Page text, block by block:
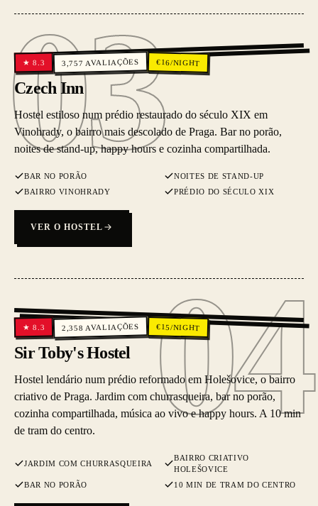
03
03
★8.3 3,757 AVALIAÇÕES €16/NIGHT
Czech Inn
Hostel estiloso num prédio restaurado do século XIX em
Vinohrady, o bairro mais descolado de Praga. Bar no porão,
noites de stand-up, happy hours e cozinha compartilhada.
BAR NO PORÃO
NOITES DE STAND-UP
BAIRRO VINOHRADY
PRÉDIO DO SÉCULO XIX
VER O HOSTEL
04
04
★8.3 2,358 AVALIAÇÕES €15/NIGHT
Sir Toby's Hostel
Hostel lendário num prédio reformado em Holešovice, o bairro
criativo de Praga. Jardim com churrasqueira, bar no porão,
cozinha compartilhada, música ao vivo e happy hours. A 10 min
de tram do centro.
JARDIM COM CHURRASQUEIRA
BAIRRO CRIATIVO
HOLEŠOVICE
BAR NO PORÃO
10 MIN DE TRAM DO CENTRO